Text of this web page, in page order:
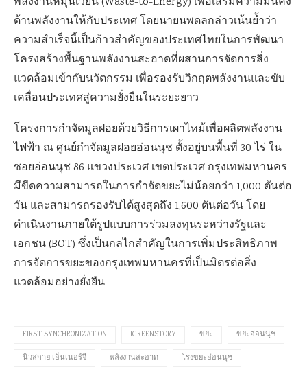
ด้านพลังงานให้กับประเทศ โดยนายนพดลกล่าวเน้นย้ำว่า
ความสำเร็จนี้เป็นก้าวสำคัญของประเทศไทยในการพัฒนา
โครงสร้างพื้นฐานพลังงานสะอาดที่ผสานการจัดการสิ่ง
แวดล้อมเข้ากับนวัตกรรม เพื่อรองรับวิกฤตพลังงานและขับ
เคลื่อนประเทศสู่ความยั่งยืนในระยะยาว
โครงการกำจัดมูลฝอยด้วยวิธีการเผาไหม้เพื่อผลิตพลังงาน
ไฟฟ้า ณ ศูนย์กำจัดมูลฝอยอ่อนนุช ตั้งอยู่บนพื้นที่ 30 ไร่ ใน
ซอยอ่อนนุช 86 แขวงประเวศ เขตประเวศ กรุงเทพมหานคร
มีขีดความสามารถในการกำจัดขยะไม่น้อยกว่า 1,000 ตันต่อ
วัน และสามารถรองรับได้สูงสุดถึง 1,600 ตันต่อวัน โดย
ดำเนินงานภายใต้รูปแบบการร่วมลงทุนระหว่างรัฐและ
เอกชน (BOT) ซึ่งเป็นกลไกสำคัญในการเพิ่มประสิทธิภาพ
การจัดการขยะของกรุงเทพมหานครที่เป็นมิตรต่อสิ่ง
แวดล้อมอย่างยั่งยืน
FIRST SYNCHRONIZATION IGREENSTORY ขยะ ขยะอ่อนนุช
นิวสกาย เอ็นเนอร์จี พลังงานสะอาด โรงขยะอ่อนนุช